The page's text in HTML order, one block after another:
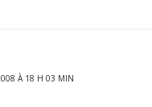
À 18 H 03 MIN